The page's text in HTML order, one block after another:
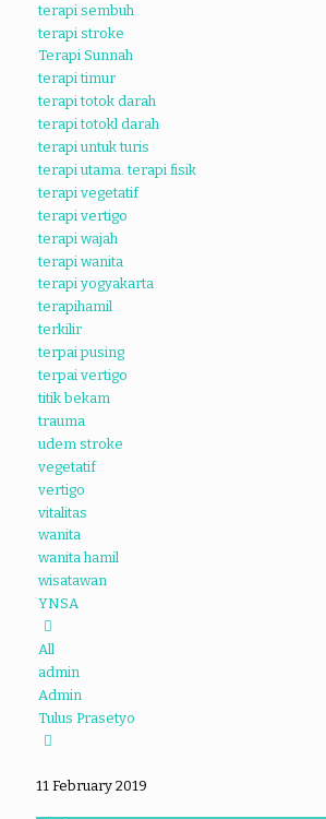
terapi sembuh
terapi stroke
Terapi Sunnah
terapi timur
terapi totok darah
terapi totokl darah
terapi untuk turis
terapi utama. terapi fisik
terapi vegetatif
terapi vertigo
terapi wajah
terapi wanita
terapi yogyakarta
terapihamil
terkilir
terpai pusing
terpai vertigo
titik bekam
trauma
udem stroke
vegetatif
vertigo
vitalitas
wanita
wanita hamil
wisatawan
YNSA
All
admin
Admin
Tulus Prasetyo
11 February 2019